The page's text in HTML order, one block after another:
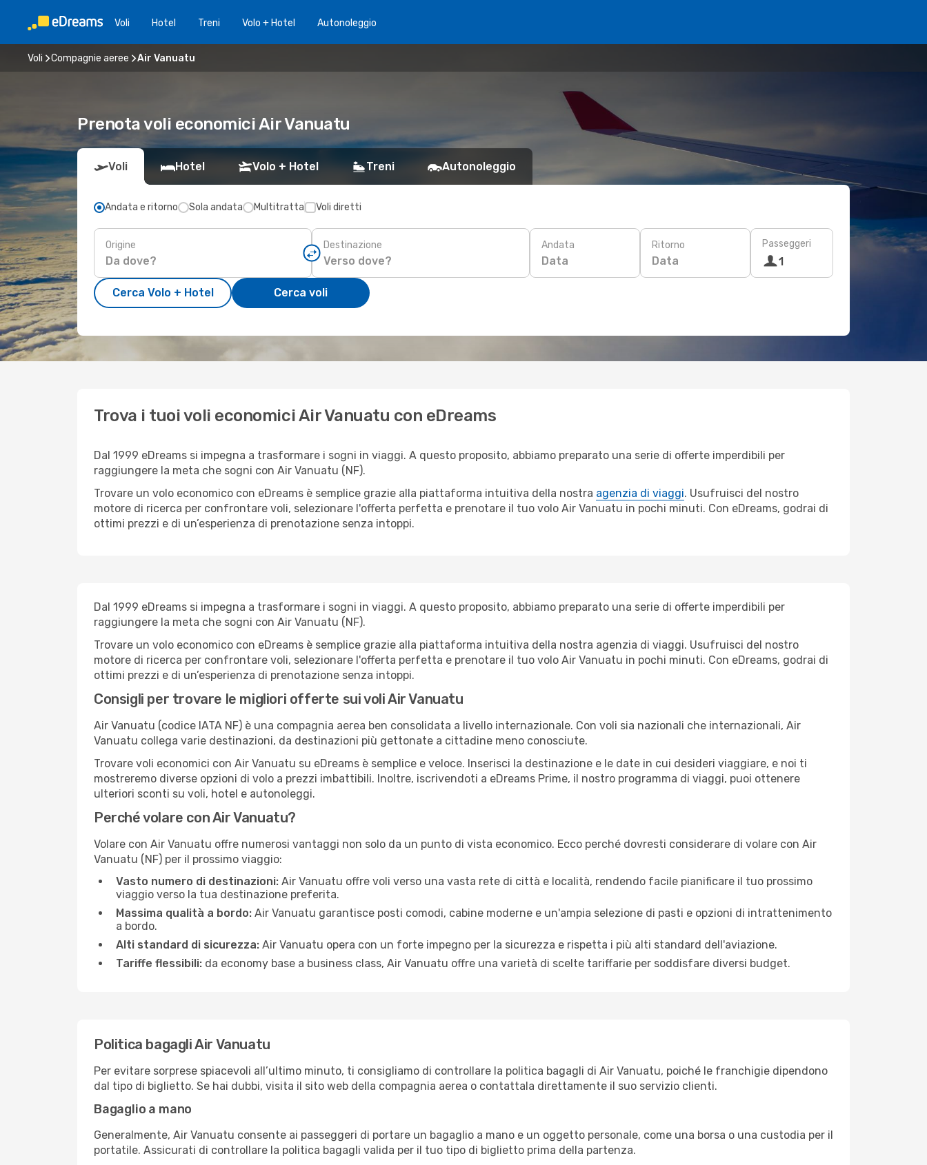
Voli Hotel Treni Volo + Hotel Autonoleggio
Voli Compagnie aeree Air Vanuatu
Prenota voli economici Air Vanuatu
Voli Hotel Volo + Hotel Treni Autonoleggio
Andata e ritorno Sola andata Multitratta Voli diretti
Origine Destinazione Andata
Data
Ritorno
Data
Passeggeri
1
Cerca Volo + Hotel Cerca voli
Trova i tuoi voli economici Air Vanuatu con eDreams
Dal 1999 eDreams si impegna a trasformare i sogni in viaggi. A questo proposito, abbiamo preparato una serie di offerte imperdibili per
raggiungere la meta che sogni con Air Vanuatu (NF).
Trovare un volo economico con eDreams è semplice grazie alla piattaforma intuitiva della nostra agenzia di viaggi. Usufruisci del nostro
motore di ricerca per confrontare voli, selezionare l'offerta perfetta e prenotare il tuo volo Air Vanuatu in pochi minuti. Con eDreams, godrai di
ottimi prezzi e di un’esperienza di prenotazione senza intoppi.
Dal 1999 eDreams si impegna a trasformare i sogni in viaggi. A questo proposito, abbiamo preparato una serie di offerte imperdibili per
raggiungere la meta che sogni con Air Vanuatu (NF).
Trovare un volo economico con eDreams è semplice grazie alla piattaforma intuitiva della nostra agenzia di viaggi. Usufruisci del nostro
motore di ricerca per confrontare voli, selezionare l'offerta perfetta e prenotare il tuo volo Air Vanuatu in pochi minuti. Con eDreams, godrai di
ottimi prezzi e di un’esperienza di prenotazione senza intoppi.
Consigli per trovare le migliori offerte sui voli Air Vanuatu
Air Vanuatu (codice IATA NF) è una compagnia aerea ben consolidata a livello internazionale. Con voli sia nazionali che internazionali, Air
Vanuatu collega varie destinazioni, da destinazioni più gettonate a cittadine meno conosciute.
Trovare voli economici con Air Vanuatu su eDreams è semplice e veloce. Inserisci la destinazione e le date in cui desideri viaggiare, e noi ti
mostreremo diverse opzioni di volo a prezzi imbattibili. Inoltre, iscrivendoti a eDreams Prime, il nostro programma di viaggi, puoi ottenere
ulteriori sconti su voli, hotel e autonoleggi.
Perché volare con Air Vanuatu?
Volare con Air Vanuatu offre numerosi vantaggi non solo da un punto di vista economico. Ecco perché dovresti considerare di volare con Air
Vanuatu (NF) per il prossimo viaggio:
Vasto numero di destinazioni: Air Vanuatu offre voli verso una vasta rete di città e località, rendendo facile pianificare il tuo prossimo
viaggio verso la tua destinazione preferita.
Massima qualità a bordo: Air Vanuatu garantisce posti comodi, cabine moderne e un'ampia selezione di pasti e opzioni di intrattenimento
a bordo.
Alti standard di sicurezza: Air Vanuatu opera con un forte impegno per la sicurezza e rispetta i più alti standard dell'aviazione.
Tariffe flessibili: da economy base a business class, Air Vanuatu offre una varietà di scelte tariffarie per soddisfare diversi budget.
Politica bagagli Air Vanuatu
Per evitare sorprese spiacevoli all’ultimo minuto, ti consigliamo di controllare la politica bagagli di Air Vanuatu, poiché le franchigie dipendono
dal tipo di biglietto. Se hai dubbi, visita il sito web della compagnia aerea o contattala direttamente il suo servizio clienti.
Bagaglio a mano
Generalmente, Air Vanuatu consente ai passeggeri di portare un bagaglio a mano e un oggetto personale, come una borsa o una custodia per il
portatile. Assicurati di controllare la politica bagagli valida per il tuo tipo di biglietto prima della partenza.